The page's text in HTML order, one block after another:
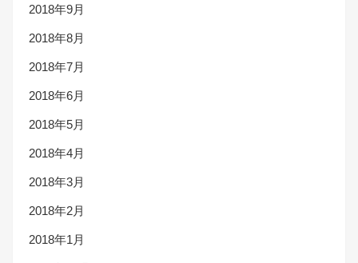
2018年9月
2018年8月
2018年7月
2018年6月
2018年5月
2018年4月
2018年3月
2018年2月
2018年1月